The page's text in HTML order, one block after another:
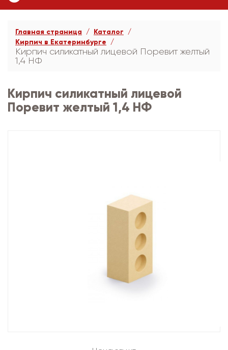
Главная страница
Каталог
Кирпич в Екатеринбурге
Кирпич силикатный лицевой Поревит желтый
1,4 НФ
Кирпич силикатный лицевой
Поревит желтый 1,4 НФ